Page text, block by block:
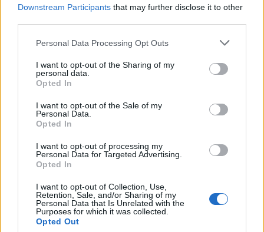
Downstream Participants that may further disclose it to other
Personal Data Processing Opt Outs
I want to opt-out of the Sharing of my
personal data.
Opted In
I want to opt-out of the Sale of my
Personal Data.
Opted In
I want to opt-out of processing my
Personal Data for Targeted Advertising.
Opted In
I want to opt-out of Collection, Use,
Retention, Sale, and/or Sharing of my
Personal Data that Is Unrelated with the
Purposes for which it was collected.
Opted Out
07:06
Εορτολόγιο: Ποιοι γιορτάζουν σήμερα 8 Αυγούστου
Αντί για καφέ: Τρία ροφήματα για άμεσο "ξύπνημα" και
ενέργεια που διαρκεί
Πυρκαγιές: «Πολύ υψηλός» ο κίνδυνος και σήμερα στην
Κρήτη - Δείτε χάρτη
06:44
Σητεία: Καλύτερη η εικόνα με την φωτιά στα Αχλάδια -
06:21
Το αφράτο και κρεμώδες νηστίσιμο παγωτό βανίλια,
χωρίς παγωτομηχανή